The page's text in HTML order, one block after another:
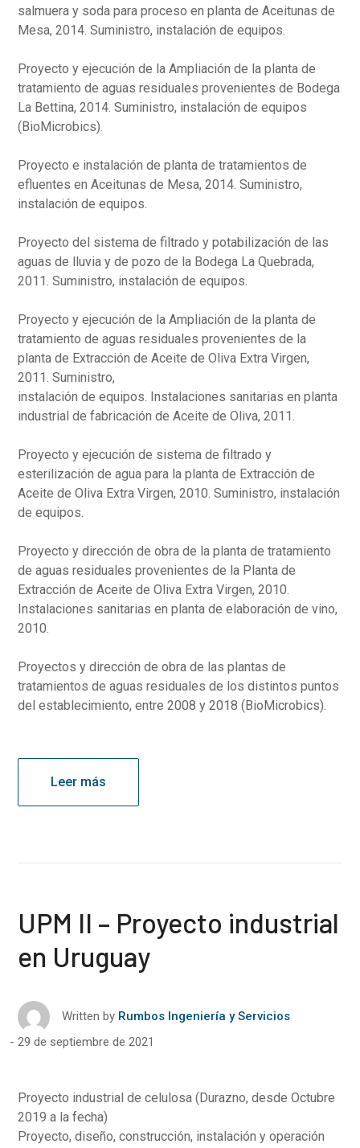
salmuera y soda para proceso en planta de Aceitunas de
Mesa, 2014. Suministro, instalación de equipos.
Proyecto y ejecución de la Ampliación de la planta de
tratamiento de aguas residuales provenientes de Bodega
La Bettina, 2014. Suministro, instalación de equipos
(BioMicrobics).
Proyecto e instalación de planta de tratamientos de
efluentes en Aceitunas de Mesa, 2014. Suministro,
instalación de equipos.
Proyecto del sistema de filtrado y potabilización de las
aguas de lluvia y de pozo de la Bodega La Quebrada,
2011. Suministro, instalación de equipos.
Proyecto y ejecución de la Ampliación de la planta de
tratamiento de aguas residuales provenientes de la
planta de Extracción de Aceite de Oliva Extra Virgen,
2011. Suministro,
instalación de equipos. Instalaciones sanitarias en planta
industrial de fabricación de Aceite de Oliva, 2011.
Proyecto y ejecución de sistema de filtrado y
esterilización de agua para la planta de Extracción de
Aceite de Oliva Extra Virgen, 2010. Suministro, instalación
de equipos.
Proyecto y dirección de obra de la planta de tratamiento
de aguas residuales provenientes de la Planta de
Extracción de Aceite de Oliva Extra Virgen, 2010.
Instalaciones sanitarias en planta de elaboración de vino,
2010.
Proyectos y dirección de obra de las plantas de
tratamientos de aguas residuales de los distintos puntos
del establecimiento, entre 2008 y 2018 (BioMicrobics).
Leer más
UPM II – Proyecto industrial
en Uruguay
Written by Rumbos Ingeniería y Servicios
29 de septiembre de 2021
Proyecto industrial de celulosa (Durazno, desde Octubre
2019 a la fecha)
Proyecto, diseño, construcción, instalación y operación